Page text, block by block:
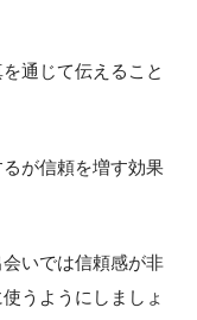
通じて伝えること
が信頼を増す効果
いでは信頼感が非
うようにしましょ